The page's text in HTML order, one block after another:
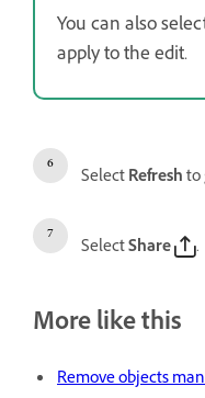
You can also
apply to the edit.
SelectRefreshto
SelectShare .
More like this
Remove objects